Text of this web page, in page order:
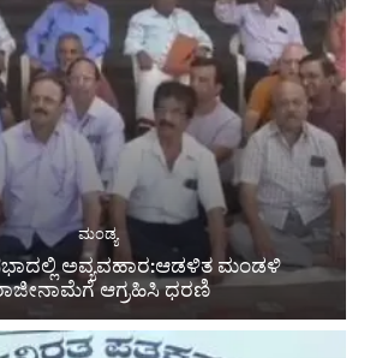
ಮಂಡ್ಯ
ಅವ್ಯವಹಾರ:ಆಡಳಿತ ಮಂಡಳಿ
ಆಗ್ರಹಿಸಿ ಧರಣಿ